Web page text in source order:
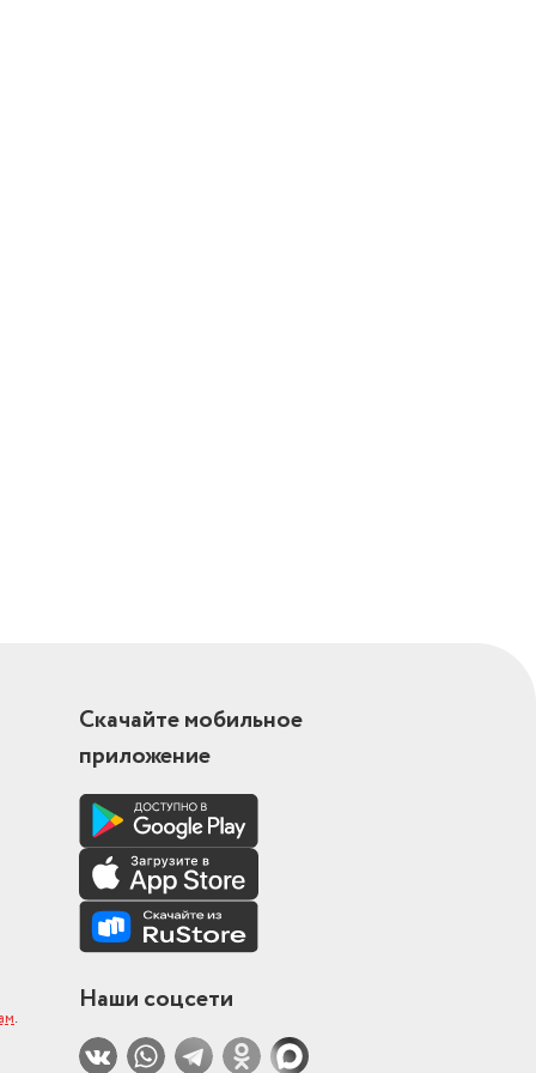
.
Скачайте мобильное
приложение
Наши соцсети